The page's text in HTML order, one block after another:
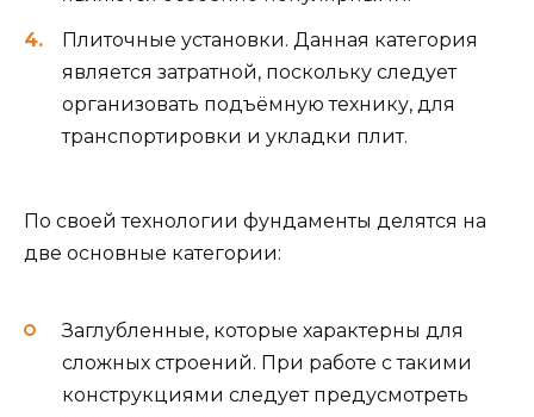
Плиточные установки. Данная категория
является затратной, поскольку следует
организовать подъёмную технику, для
транспортировки и укладки плит.
По своей технологии фундаменты делятся на
две основные категории:
Заглубленные, которые характерны для
сложных строений. При работе с такими
конструкциями следует предусмотреть